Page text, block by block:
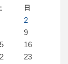
日
2
9
16
23